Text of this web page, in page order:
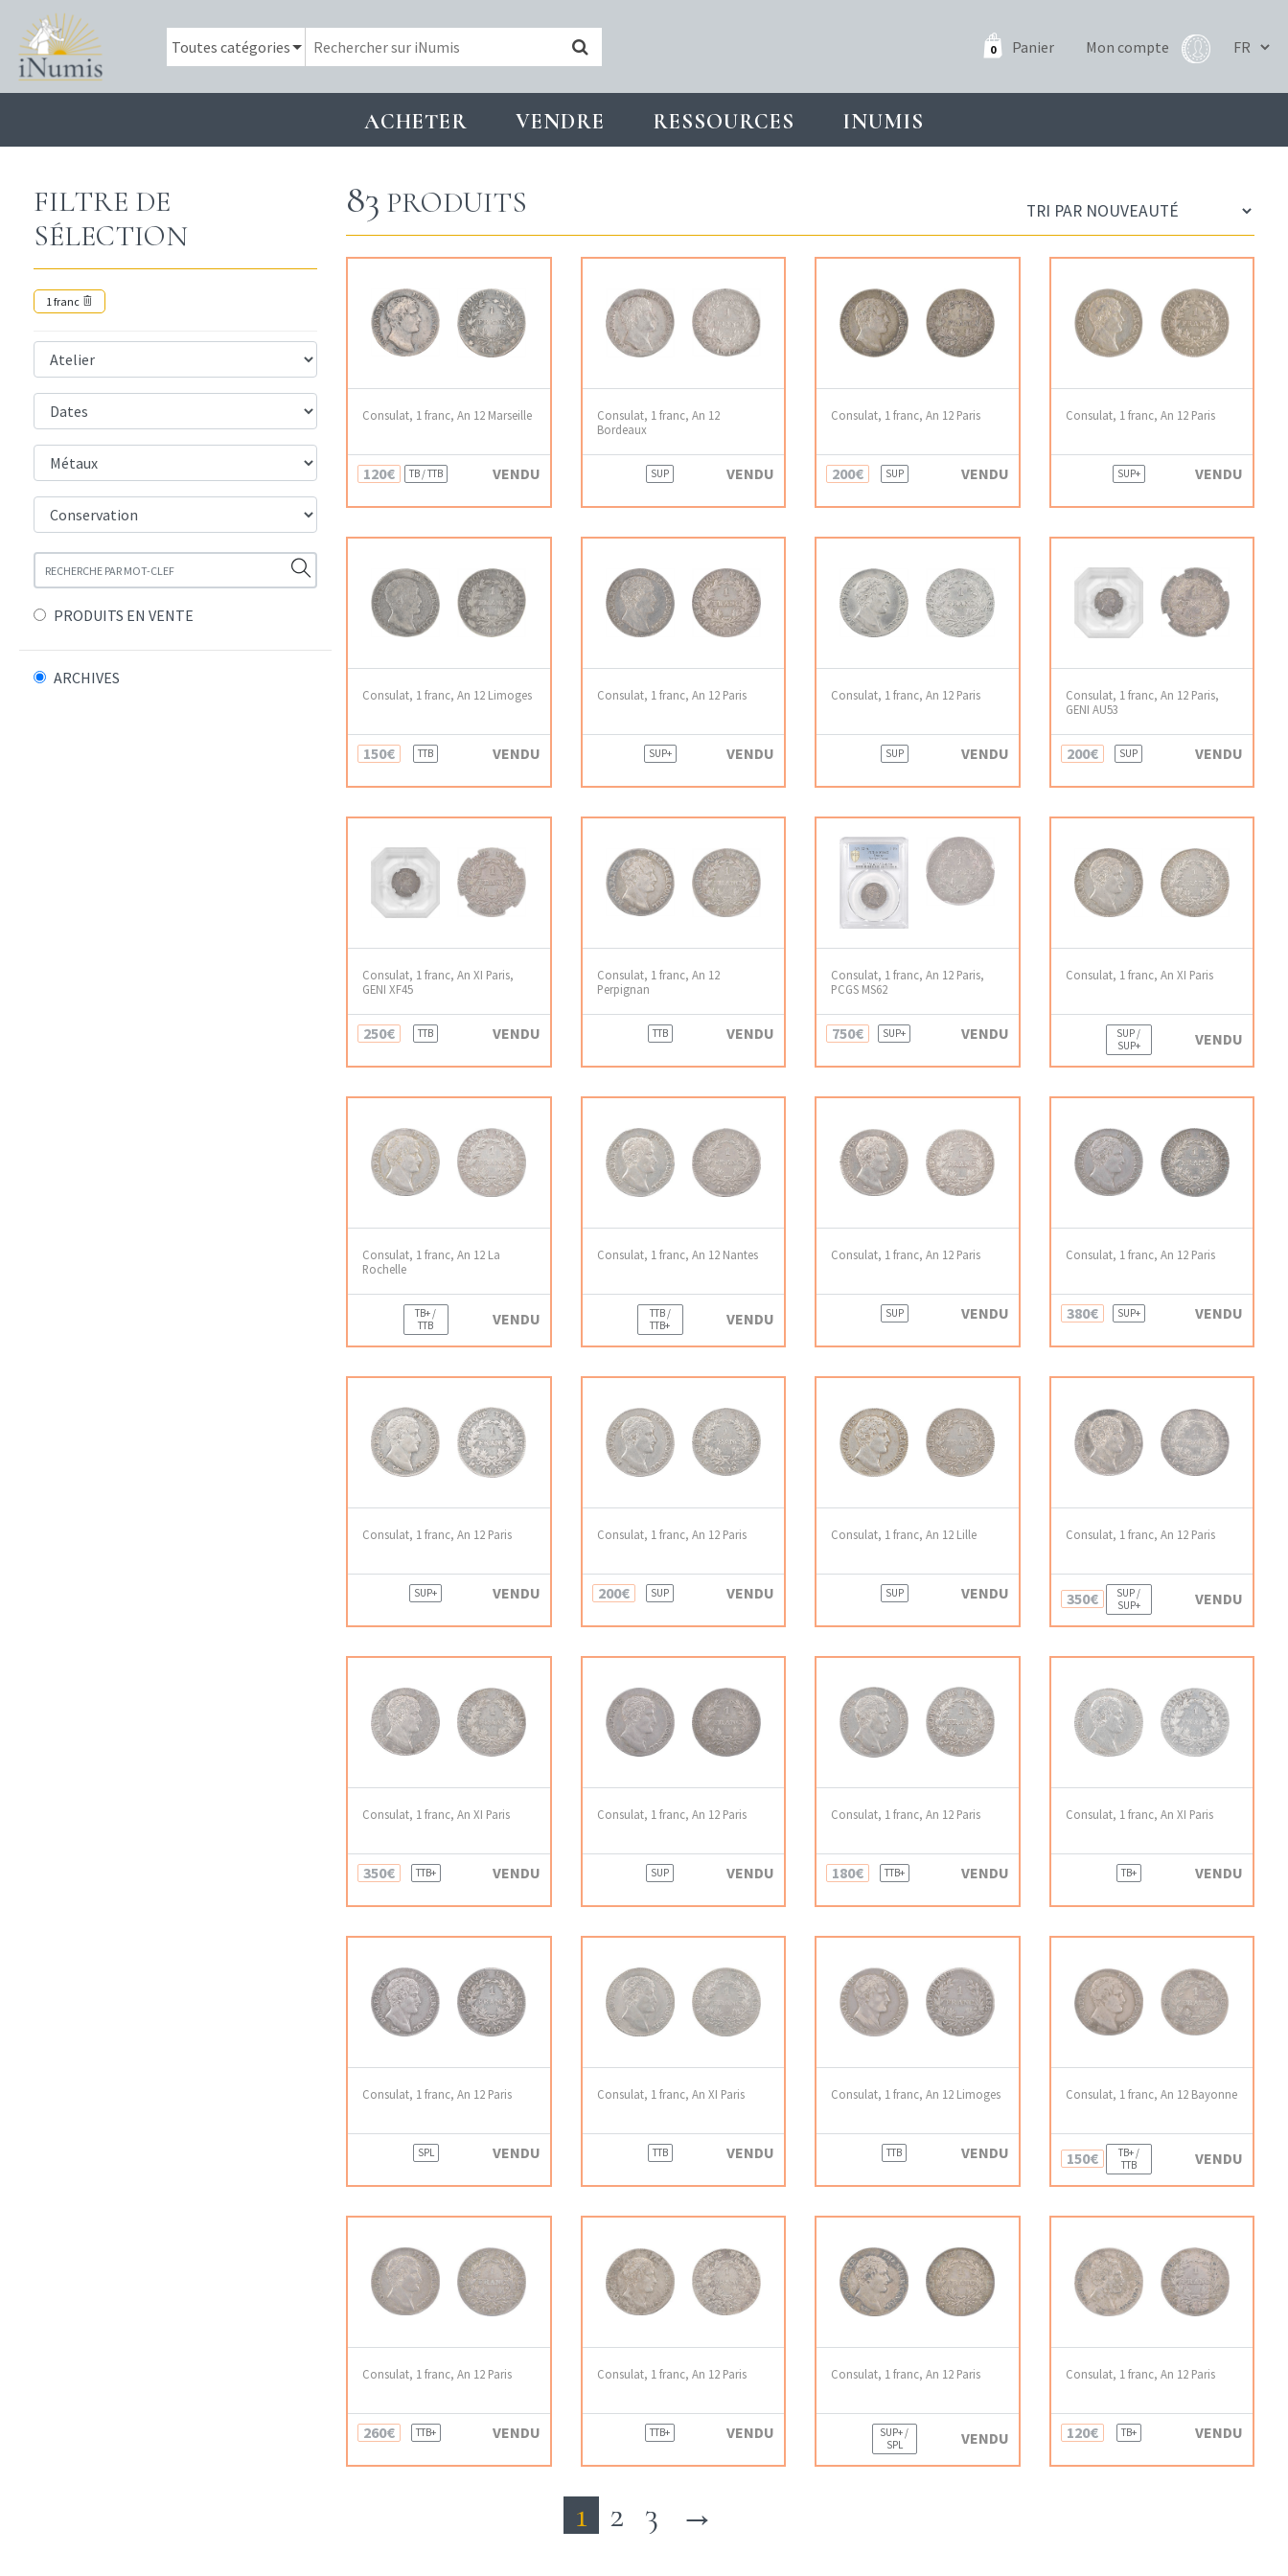
0 Panier Mon compte
ACHETER VENDRE RESSOURCES INUMIS
FILTRE DE
SÉLECTION
1 franc
PRODUITS EN VENTE
ARCHIVES
83 PRODUITS
Consulat, 1 franc, An 12 Marseille
120€ TB / TTB VENDU
Consulat, 1 franc, An 12
Bordeaux
SUP VENDU
Consulat, 1 franc, An 12 Paris
200€ SUP VENDU
Consulat, 1 franc, An 12 Paris
SUP+ VENDU
Consulat, 1 franc, An 12 Limoges
150€ TTB VENDU
Consulat, 1 franc, An 12 Paris
SUP+ VENDU
Consulat, 1 franc, An 12 Paris
SUP VENDU
Consulat, 1 franc, An 12 Paris,
GENI AU53
200€ SUP VENDU
Consulat, 1 franc, An XI Paris,
GENI XF45
250€ TTB VENDU
Consulat, 1 franc, An 12
Perpignan
TTB VENDU
Consulat, 1 franc, An 12 Paris,
PCGS MS62
750€ SUP+ VENDU
Consulat, 1 franc, An XI Paris
SUP /
SUP+
VENDU
Consulat, 1 franc, An 12 La
Rochelle
TB+ /
TTB
VENDU
Consulat, 1 franc, An 12 Nantes
TTB /
TTB+
VENDU
Consulat, 1 franc, An 12 Paris
SUP VENDU
Consulat, 1 franc, An 12 Paris
380€ SUP+ VENDU
Consulat, 1 franc, An 12 Paris
SUP+ VENDU
Consulat, 1 franc, An 12 Paris
200€ SUP VENDU
Consulat, 1 franc, An 12 Lille
SUP VENDU
Consulat, 1 franc, An 12 Paris
350€
SUP /
SUP+
VENDU
Consulat, 1 franc, An XI Paris
350€ TTB+ VENDU
Consulat, 1 franc, An 12 Paris
SUP VENDU
Consulat, 1 franc, An 12 Paris
180€ TTB+ VENDU
Consulat, 1 franc, An XI Paris
TB+ VENDU
Consulat, 1 franc, An 12 Paris
SPL VENDU
Consulat, 1 franc, An XI Paris
TTB VENDU
Consulat, 1 franc, An 12 Limoges
TTB VENDU
Consulat, 1 franc, An 12 Bayonne
150€
TB+ /
TTB
VENDU
Consulat, 1 franc, An 12 Paris
260€ TTB+ VENDU
Consulat, 1 franc, An 12 Paris
TTB+ VENDU
Consulat, 1 franc, An 12 Paris
SUP+ /
SPL
VENDU
Consulat, 1 franc, An 12 Paris
120€ TB+ VENDU
1 2 3 →